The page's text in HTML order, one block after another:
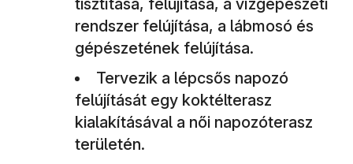
tisztítása, felújítása, a vízgépészeti
rendszer felújítása, a lábmosó és
gépészetének felújítása.
Tervezik a lépcsős napozó
felújítását egy koktélterasz
kialakításával a női napozóterasz
területén.